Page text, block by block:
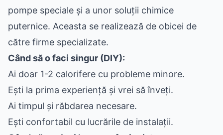
pompe speciale și a unor soluții chimice
puternice. Aceasta se realizează de obicei de
către firme specializate.
Când să o faci singur (DIY):
Ai doar 1-2 calorifere cu probleme minore.
Ești la prima experiență și vrei să înveți.
Ai timpul și răbdarea necesare.
Ești confortabil cu lucrările de instalații.